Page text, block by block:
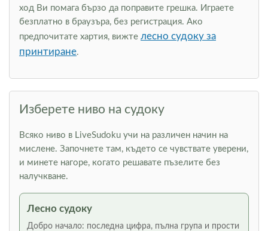
ход Ви помага бързо да поправите грешка. Играете
безплатно в браузъра, без регистрация. Ако
предпочитате хартия, вижте лесно судоку за
принтиране.
Изберете ниво на судоку
Всяко ниво в LiveSudoku учи на различен начин на
мислене. Започнете там, където се чувствате уверени,
и минете нагоре, когато решавате пъзелите без
налучкване.
Лесно судоку
Добро начало: последна цифра, пълна група и прости